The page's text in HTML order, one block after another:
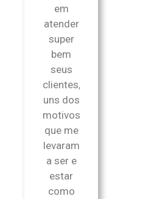
em
atender
super
bem
seus
clientes,
uns dos
motivos
que me
levaram
a ser e
estar
como